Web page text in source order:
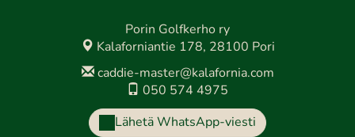
Porin Golfkerho ry
Kalaforniantie 178, 28100 Pori
caddie-master@kalafornia.com
050 574 4975
Lähetä WhatsApp-viesti